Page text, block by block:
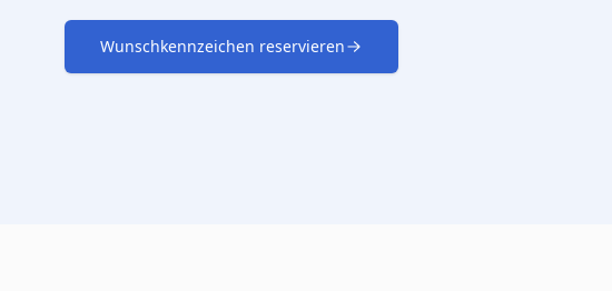
Wunschkennzeichen reservieren